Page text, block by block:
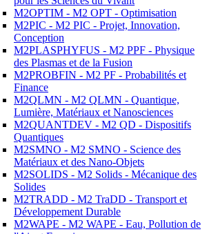
M2OPTIM - M2 OPT - Optimisation
M2PIC - M2 PIC - Projet, Innovation,
Conception
M2PLASPHYFUS - M2 PPF - Physique
des Plasmas et de la Fusion
M2PROBFIN - M2 PF - Probabilités et
Finance
M2QLMN - M2 QLMN - Quantique,
Lumière, Matériaux et Nanosciences
M2QUANTDEV - M2 QD - Dispositifs
Quantiques
M2SMNO - M2 SMNO - Science des
Matériaux et des Nano-Objets
M2SOLIDS - M2 Solids - Mécanique des
Solides
M2TRADD - M2 TraDD - Transport et
Développement Durable
M2WAPE - M2 WAPE - Eau, Pollution de